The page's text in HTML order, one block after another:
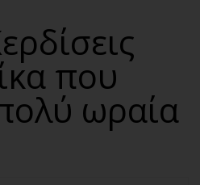
που
ωραία